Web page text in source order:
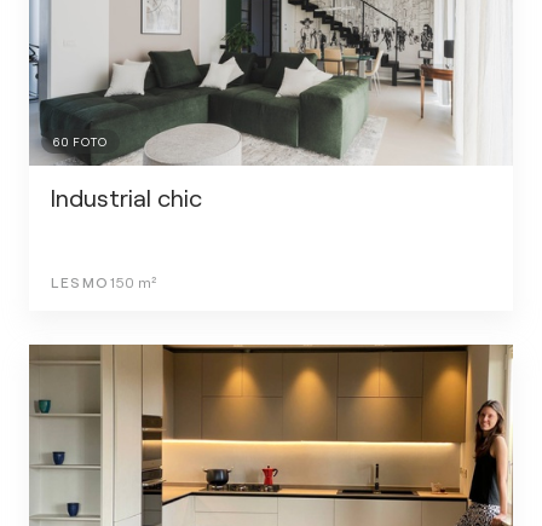
60 FOTO
Industrial chic
LESMO 150 m²